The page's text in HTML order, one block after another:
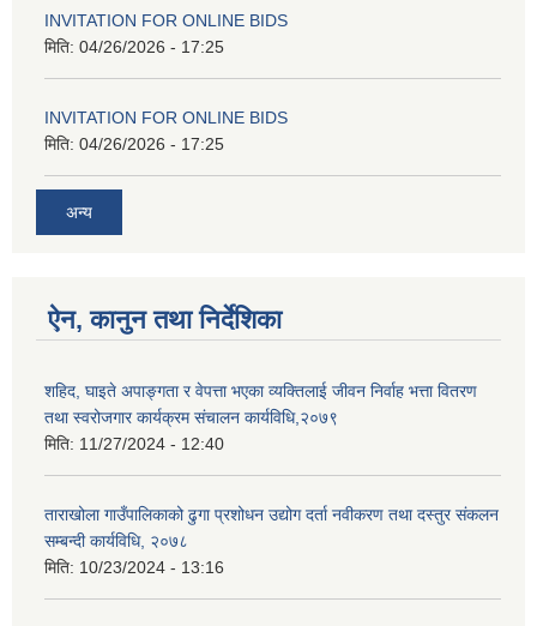
INVITATION FOR ONLINE BIDS
मिति: 04/26/2026 - 17:25
INVITATION FOR ONLINE BIDS
मिति: 04/26/2026 - 17:25
अन्य
ऐन, कानुन तथा निर्देशिका
शहिद, घाइते अपाङ्गता र वेपत्ता भएका व्यक्तिलाई जीवन निर्वाह भत्ता वितरण
तथा स्वरोजगार कार्यक्रम संचालन कार्यविधि,२०७९
मिति: 11/27/2024 - 12:40
ताराखोला गाउँपालिकाको ढुगा प्रशोधन उद्योग दर्ता नवीकरण तथा दस्तुर संकलन
सम्बन्दी कार्यविधि, २०७८
मिति: 10/23/2024 - 13:16